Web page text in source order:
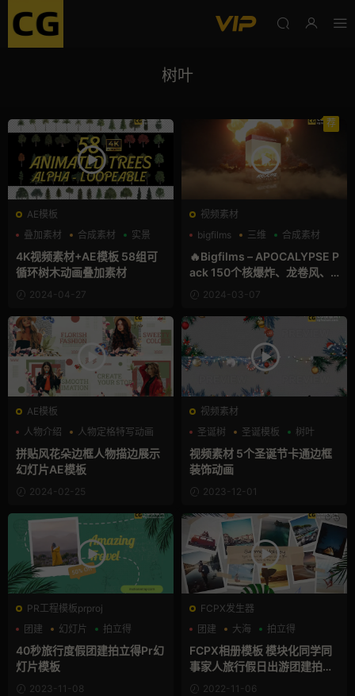
树叶
AE模板
叠加素材
合成素材 实景
4K视频素材+AE模板 58组可
循环树木动画叠加素材
2024-04-27
视频素材
bigfilms
三维 合成素材
🔥Bigfilms – APOCALYPSE P
ack 150个核爆炸、龙卷风、
流星、岩浆、海啸、雷电后期
合成特效
2024-03-07
荐
AE模板
人物介绍
人物定格特写动画
创意
拼贴风花朵边框人物描边展示
幻灯片AE模板
2024-02-25
视频素材
圣诞树
圣诞模板 树叶
视频素材 5个圣诞节卡通边框
装饰动画
2023-12-01
PR工程模板prproj
团建
幻灯片 拍立得
40秒旅行度假团建拍立得Pr幻
灯片模板
2023-11-08
FCPX发生器
团建
大海 拍立得
FCPX相册模板 模块化同学同
事家人旅行假日出游团建拍立
得回忆2022-11-06